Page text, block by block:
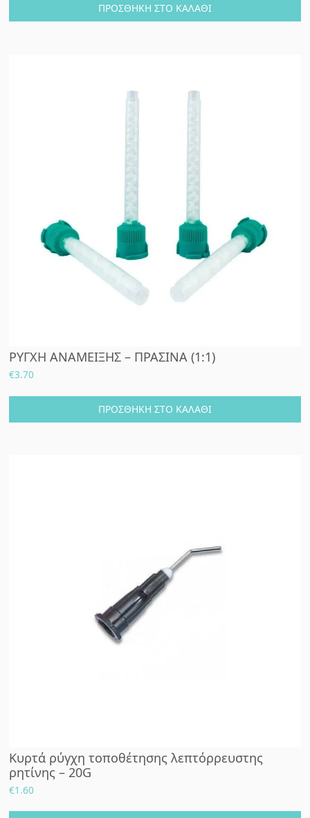
ΠΡΟΣΘΉΚΗ ΣΤΟ ΚΑΛΆΘΙ
ΡΥΓΧΗ ΑΝΑΜΕΙΞΗΣ – ΠΡΑΣΙΝΑ (1:1)
€3.70
ΠΡΟΣΘΉΚΗ ΣΤΟ ΚΑΛΆΘΙ
Κυρτά ρύγχη τοποθέτησης λεπτόρρευστης
ρητίνης – 20G
€1.60